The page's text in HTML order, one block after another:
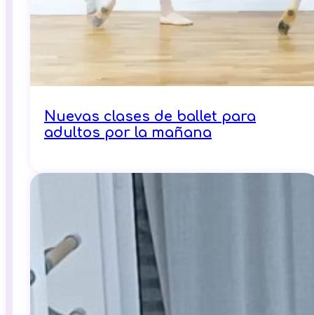
Nuevas clases de ballet para
adultos por la mañana